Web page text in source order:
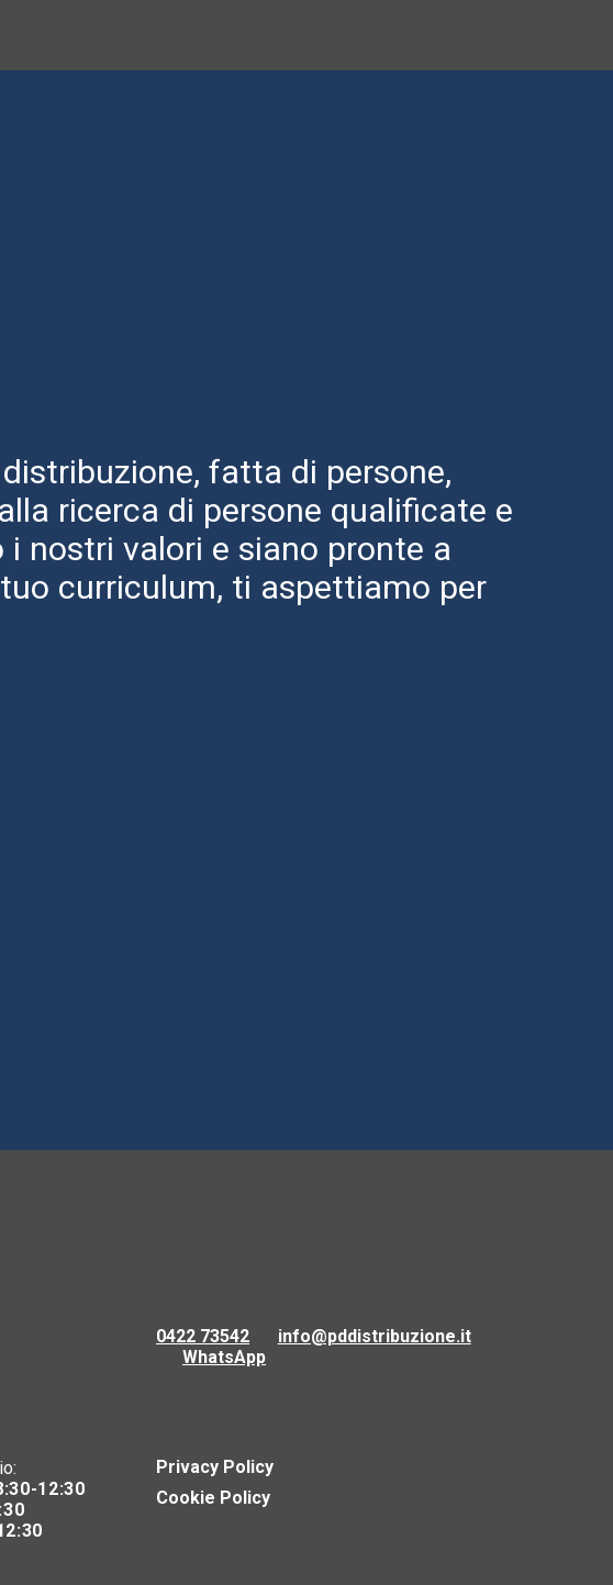
fatta di persone,
ricerca di persone qualificate e
nostri valori e siano pronte a
curriculum, ti aspettiamo per
0422 73542
info@pddistribuzione.it
WhatsApp
12:30
Privacy Policy
Cookie Policy